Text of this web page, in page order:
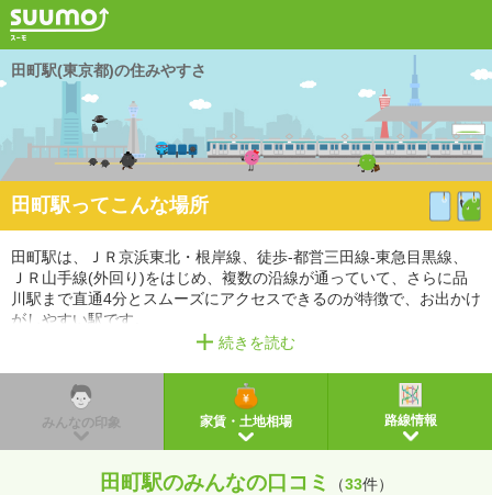
田町駅(東京都)の住みやすさ
田町駅ってこんな場所
田町駅は、ＪＲ京浜東北・根岸線、徒歩-都営三田線-東急目黒線、
ＪＲ山手線(外回り)をはじめ、複数の沿線が通っていて、さらに品
川駅まで直通4分とスムーズにアクセスできるのが特徴で、お出かけ
がしやすい駅です。
駅周辺にはスーパー、コンビニ、薬局（薬店）などの商業施設があ
また、幼稚園・保育園、小学校、中学校があるので、教育環境も充
実しています。
※掲載しているアクセス情報は2021年3月時点のものです。
続きを読む
みんなの印象 家賃・土地相場 路線情報
田町駅のみんなの口コミ （33件）